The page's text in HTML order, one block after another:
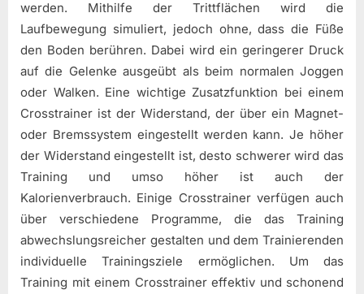
werden. Mithilfe der Trittflächen wird die
Laufbewegung simuliert, jedoch ohne, dass die Füße
den Boden berühren. Dabei wird ein geringerer Druck
auf die Gelenke ausgeübt als beim normalen Joggen
oder Walken. Eine wichtige Zusatzfunktion bei einem
Crosstrainer ist der Widerstand, der über ein Magnet-
oder Bremssystem eingestellt werden kann. Je höher
der Widerstand eingestellt ist, desto schwerer wird das
Training und umso höher ist auch der
Kalorienverbrauch. Einige Crosstrainer verfügen auch
über verschiedene Programme, die das Training
abwechslungsreicher gestalten und dem Trainierenden
individuelle Trainingsziele ermöglichen. Um das
Training mit einem Crosstrainer effektiv und schonend